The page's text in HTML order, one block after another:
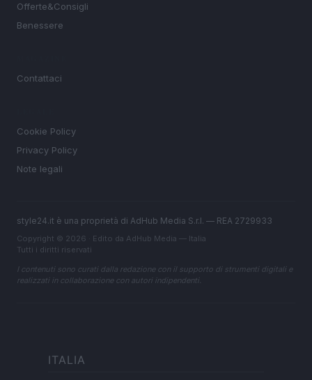
Offerte&Consigli
Benessere
Contattaci
Cookie Policy
Privacy Policy
Note legali
style24.it è una proprietà di AdHub Media S.r.l. — REA 2729933
Copyright © 2026 · Edito da AdHub Media — Italia
Tutti i diritti riservati
I contenuti sono curati dalla redazione con il supporto di strumenti digitali e
realizzati in collaborazione con autori indipendenti.
ITALIA